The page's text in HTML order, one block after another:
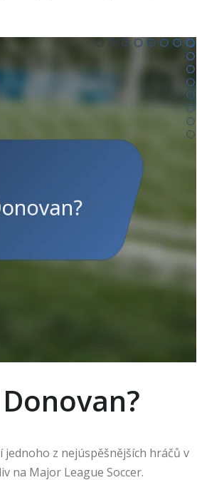
jednoho z nejúspěšnějších hráčů v
na Major League Soccer.